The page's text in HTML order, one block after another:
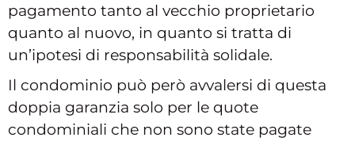
pagamento tanto al vecchio proprietario
quanto al nuovo, in quanto si tratta di
un’ipotesi di responsabilità solidale.
Il condominio può però avvalersi di questa
doppia garanzia solo per le quote
condominiali che non sono state pagate